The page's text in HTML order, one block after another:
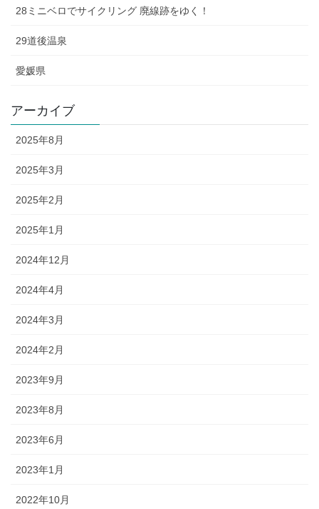
28ミニベロでサイクリング 廃線跡をゆく！
29道後温泉
愛媛県
アーカイブ
2025年8月
2025年3月
2025年2月
2025年1月
2024年12月
2024年4月
2024年3月
2024年2月
2023年9月
2023年8月
2023年6月
2023年1月
2022年10月